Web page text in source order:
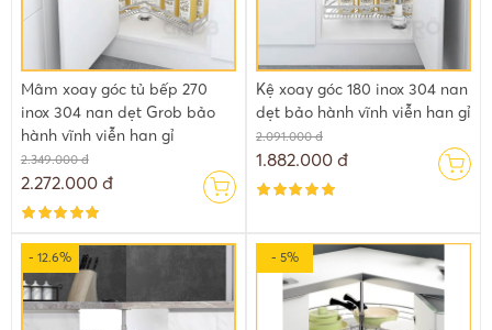
Mâm xoay góc tủ bếp 270
inox 304 nan dẹt Grob bảo
hành vĩnh viễn han gỉ
2.349.000 đ
2.272.000 đ
Kệ xoay góc 180 inox 304 nan
dẹt bảo hành vĩnh viễn han gỉ
2.091.000 đ
1.882.000 đ
- 12.6% - 5%